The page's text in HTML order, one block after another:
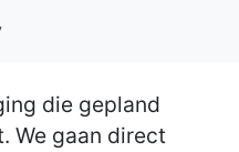
die gepland
We gaan direct